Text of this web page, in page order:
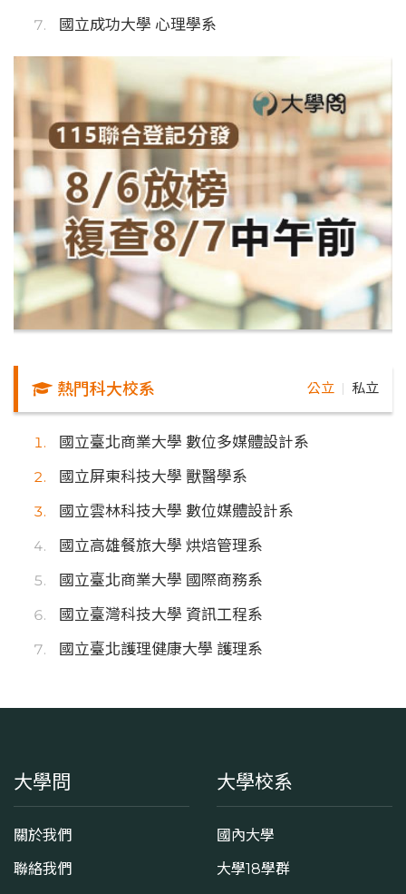
國立成功大學 心理學系
熱門科大校系 公立 ｜ 私立
國立臺北商業大學 數位多媒體設計系
國立屏東科技大學 獸醫學系
國立雲林科技大學 數位媒體設計系
國立高雄餐旅大學 烘焙管理系
國立臺北商業大學 國際商務系
國立臺灣科技大學 資訊工程系
國立臺北護理健康大學 護理系
大學問
關於我們
聯絡我們
大學校系
國內大學
大學18學群